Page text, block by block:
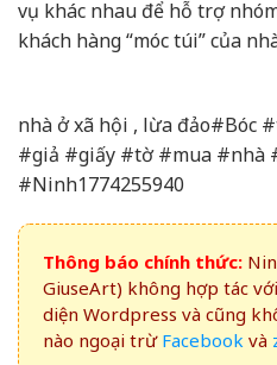
vụ khác nhau để hỗ trợ
khách hàng “móc túi” của
nhà ở xã hội , lừa đảo#Bóc
#giả #giấy #tờ #mua #nhà
#Ninh1774255940
Thông báo chính thức:
GiuseArt) không hợp tác
diện Wordpress và cũng
nào ngoại trừ Facebook và